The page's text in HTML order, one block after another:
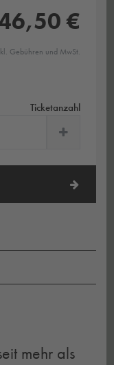
€
Gebühren und MwSt.
Ticketanzahl
mehr als